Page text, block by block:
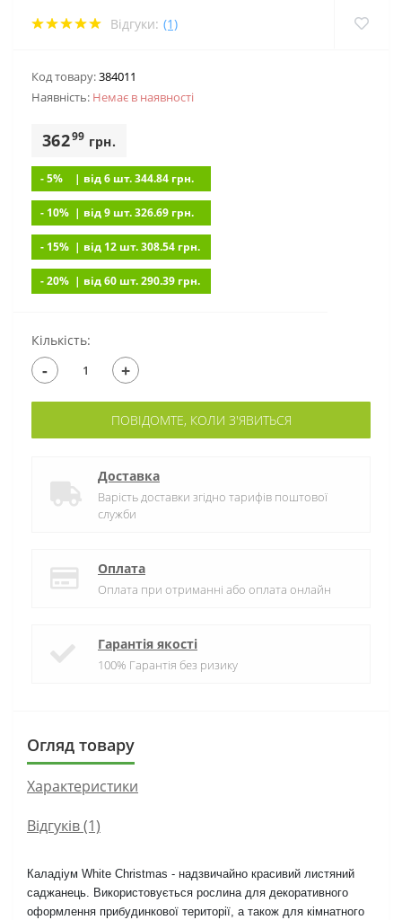
Відгуки: (1)
Код товару:384011
Наявність: Немає в наявностi
36299 грн.
- 5% | вiд 6 шт. 344.84 грн.
- 10% | вiд 9 шт. 326.69 грн.
- 15% | вiд 12 шт. 308.54 грн.
- 20% | вiд 60 шт. 290.39 грн.
Кількість:
- +
ПОВІДОМТЕ, КОЛИ З'ЯВИТЬСЯ
Доставка
Варість доставки згідно тарифів поштової
служби
Оплата
Оплата при отриманні або оплата онлайн
Гарантія якості
100% Гарантія без ризику
Огляд товару
Характеристики
Відгуків (1)
Каладіум White Christmas - надзвичайно красивий листяний
саджанець. Використовується рослина для декоративного
оформлення прибудинкової території, а також для кімнатного